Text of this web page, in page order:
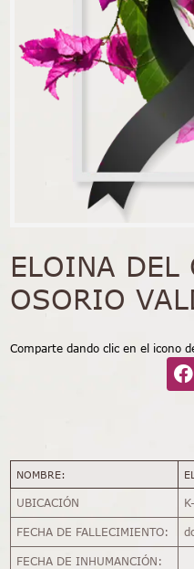
ELOINA DEL
OSORIO
Comparte dando clic en el icono
NOMBRE:
UBICACIÓN
FECHA DE FALLECIMIENTO:
FECHA DE INHUMANCIÓN: